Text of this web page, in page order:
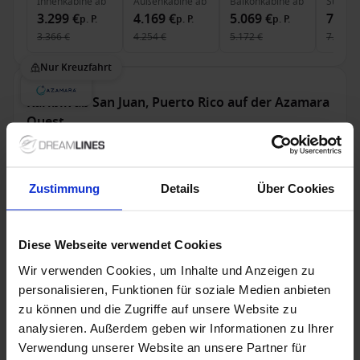
Zustimmung Details Über Cookies
Diese Webseite verwendet Cookies
Wir verwenden Cookies, um Inhalte und Anzeigen zu
personalisieren, Funktionen für soziale Medien anbieten
zu können und die Zugriffe auf unsere Website zu
analysieren. Außerdem geben wir Informationen zu Ihrer
Verwendung unserer Website an unsere Partner für
3.299 €p. P.
3.366 €
4.169 €p. P.
4.254 €
5.069 €p. P.
5.172 €
7.937 €
Nur Kreuzfahrt
Karibik ab San Juan, Puerto Rico auf der Azamara
Quest
Ab / An San Juan
Alles Inklusive Trinkgelder
Bis zu 299 € Bordguthaben
21 Nov. 2027 14Nächte Keine alternativen
Innenkabine ab
3.309 €p. P.
3.377 €
Außenkabine ab
4.179 €p. P.
4.264 €
Balkonkabine ab
5.079 €p. P.
5.183 €